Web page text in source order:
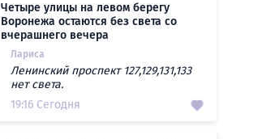
Четыре улицы на левом берегу
Воронежа остаются без света со
вчерашнего вечера
Лариса
Ленинский проспект 127,129,131,133
нет света.
19:16 Сегодня